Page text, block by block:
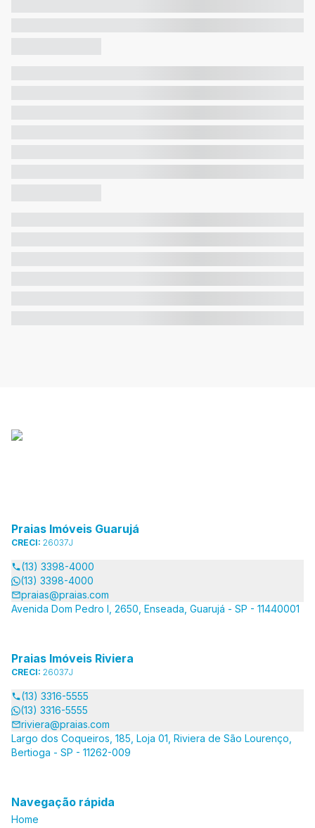
Praias Imóveis Guarujá
CRECI: 26037J
(13) 3398-4000
(13) 3398-4000
praias@praias.com
Avenida Dom Pedro I, 2650, Enseada, Guarujá - SP - 11440001
Praias Imóveis Riviera
CRECI: 26037J
(13) 3316-5555
(13) 3316-5555
riviera@praias.com
Largo dos Coqueiros, 185, Loja 01, Riviera de São Lourenço,
Bertioga - SP - 11262-009
Navegação rápida
Home